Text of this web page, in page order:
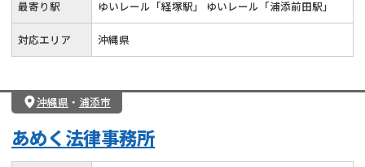
最寄り駅 ゆいレール「経塚駅」 ゆいレール「浦添前田駅」
対応エリア 沖縄県
沖縄県 ・ 浦添市
あめく法律事務所